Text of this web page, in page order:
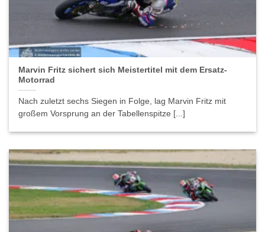
Marvin Fritz sichert sich Meistertitel mit dem Ersatz-
Motorrad
Nach zuletzt sechs Siegen in Folge, lag Marvin Fritz mit
großem Vorsprung an der Tabellenspitze [...]